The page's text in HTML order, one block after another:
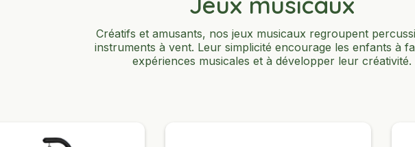
Créatifs et amusants, nos jeux musicaux regroupent
instruments à vent. Leur simplicité encourage les enfants à
expériences musicales et à développer leur créativité.